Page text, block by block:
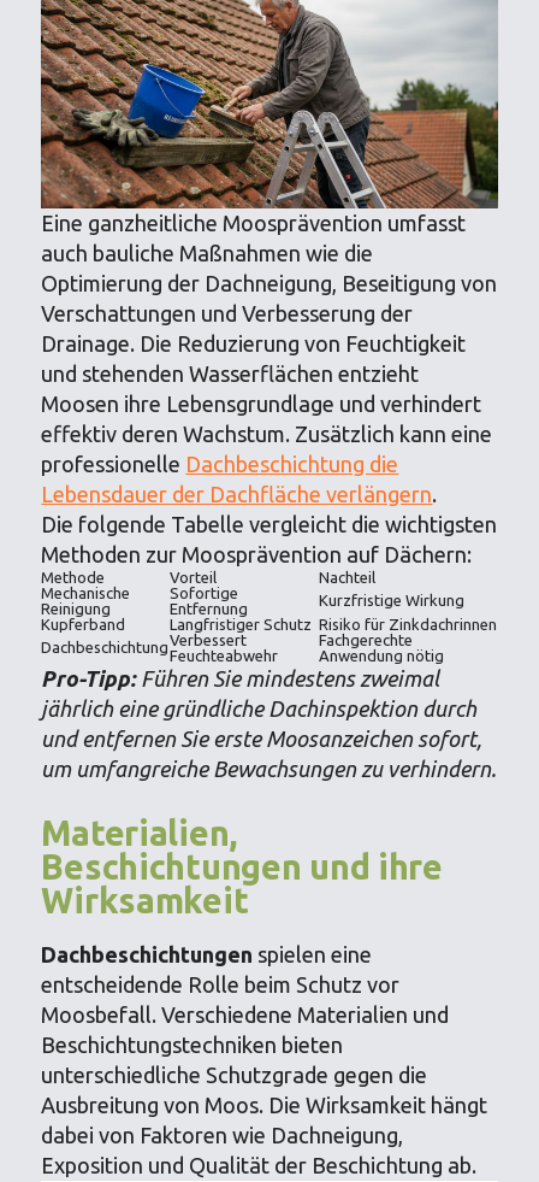
Eine ganzheitliche Moosprävention umfasst
auch bauliche Maßnahmen wie die
Optimierung der Dachneigung, Beseitigung von
Verschattungen und Verbesserung der
Drainage. Die Reduzierung von Feuchtigkeit
und stehenden Wasserflächen entzieht
Moosen ihre Lebensgrundlage und verhindert
effektiv deren Wachstum. Zusätzlich kann eine
professionelle Dachbeschichtung die
Lebensdauer der Dachfläche verlängern.
Die folgende Tabelle vergleicht die wichtigsten
Methoden zur Moosprävention auf Dächern:
Methode Vorteil
Nachteil
Mechanische
Reinigung
Sofortige
Entfernung
Kurzfristige Wirkung
Kupferband
Langfristiger Schutz Risiko für Zinkdachrinnen
DachbeschichtungVerbessert
Feuchteabwehr
Fachgerechte
Anwendung nötig
Pro-Tipp: Führen Sie mindestens zweimal
jährlich eine gründliche Dachinspektion durch
und entfernen Sie erste Moosanzeichen sofort,
um umfangreiche Bewachsungen zu verhindern.
Materialien,
Beschichtungen und ihre
Wirksamkeit
Dachbeschichtungen spielen eine
entscheidende Rolle beim Schutz vor
Moosbefall. Verschiedene Materialien und
Beschichtungstechniken bieten
unterschiedliche Schutzgrade gegen die
Ausbreitung von Moos. Die Wirksamkeit hängt
dabei von Faktoren wie Dachneigung,
Exposition und Qualität der Beschichtung ab.